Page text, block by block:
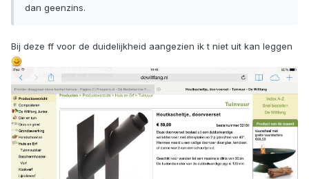
dan geenzins.
Bij deze ff voor de duidelijkheid aangezien ik t niet uit kan leggen